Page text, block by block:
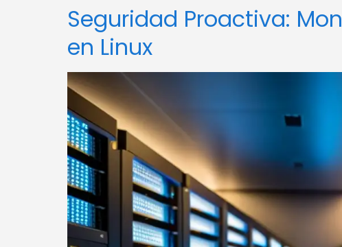
Seguridad Proactiva:
en Linux